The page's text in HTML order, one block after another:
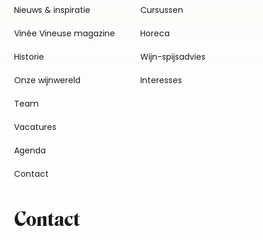
Nieuws & inspiratie
Vinée Vineuse magazine
Historie
Onze wijnwereld
Team
Vacatures
Agenda
Contact
Cursussen
Horeca
Wijn-spijsadvies
Interesses
Contact